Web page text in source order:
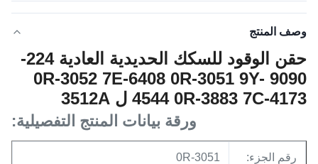
وصف المنتج
حقن الوقود للسكك الحديدية العادية 224-
9090 0R-3052 7E-6408 0R-3051 9Y-
4544 0R-3883 7C-4173 ل 3512A
ورقة بيانات المنتج التفصيلية:
رقم الجزء: 0R-3051